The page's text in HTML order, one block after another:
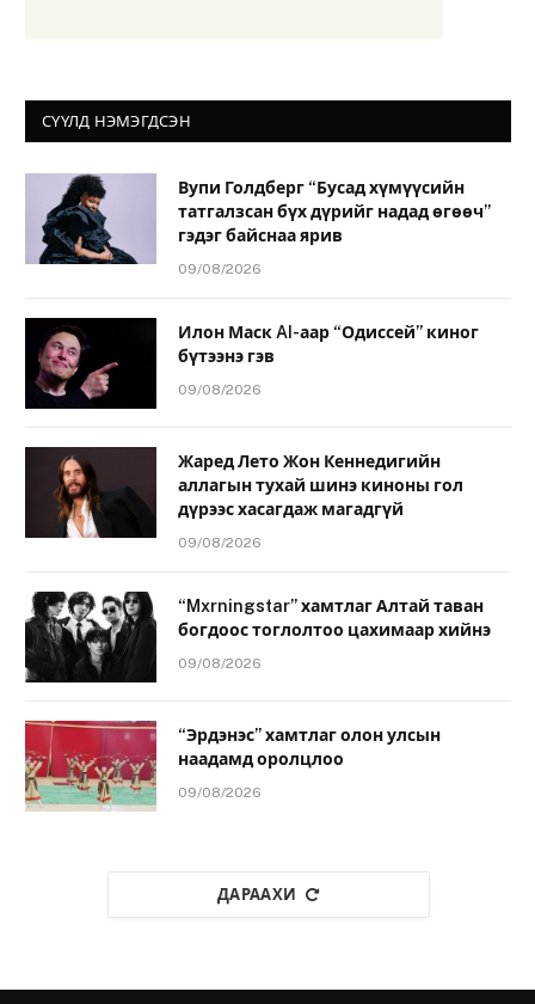
СҮҮЛД НЭМЭГДСЭН
Вупи Голдберг “Бусад хүмүүсийн
татгалзсан бүх дүрийг надад өгөөч”
гэдэг байснаа ярив
09/08/2026
Илон Маск AI-аар “Одиссей” киног
бүтээнэ гэв
09/08/2026
Жаред Лето Жон Кеннедигийн
аллагын тухай шинэ киноны гол
дүрээс хасагдаж магадгүй
09/08/2026
“Mxrningstar” хамтлаг Алтай таван
богдоос тоглолтоо цахимаар хийнэ
09/08/2026
“Эрдэнэс” хамтлаг олон улсын
наадамд оролцлоо
09/08/2026
ДАРААХИ